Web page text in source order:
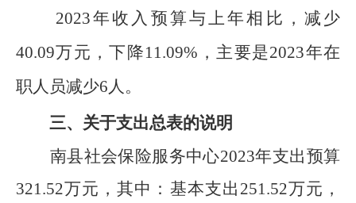
2023年收入预算与上年相比， 减少
40.09万元，下降11.09% ， 主要是2023年在
职人员减少6人 。
三、关于支出总表的说明
南县社会保险服务中心2023年支出预算
321.52万元，其中：基本支出 251.52万元，